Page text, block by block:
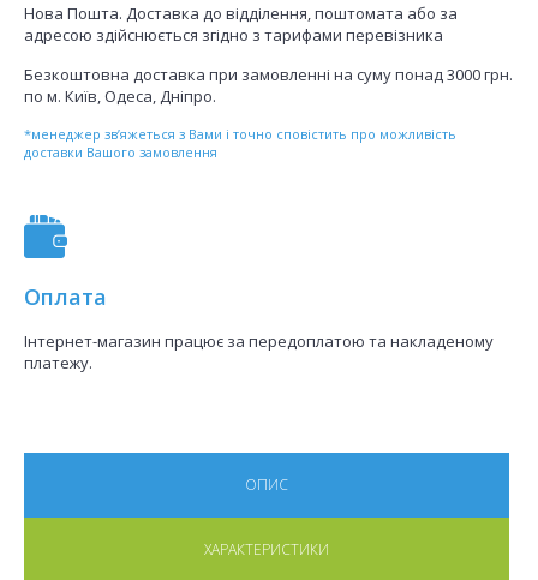
Нова Пошта. Доставка до відділення, поштомата або за
адресою здійснюється згідно з тарифами перевізника
Безкоштовна доставка при замовленні на суму понад 3000 грн.
по м. Київ, Одеса, Дніпро.
*менеджер зв’яжеться з Вами і точно сповістить про можливість
доставки Вашого замовлення
Оплата
Інтернет-магазин працює за передоплатою та накладеному
платежу.
ОПИС
ХАРАКТЕРИСТИКИ